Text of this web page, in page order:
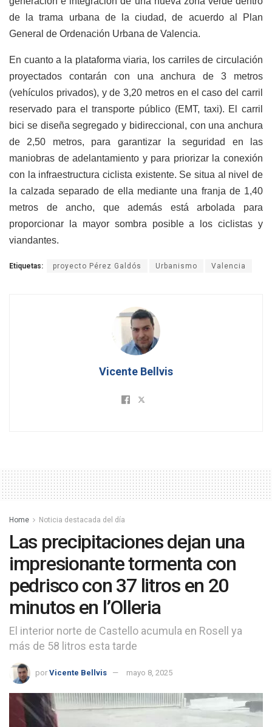
de la trama urbana de la ciudad, de acuerdo al Plan
General de Ordenación Urbana de Valencia.
En cuanto a la plataforma viaria, los carriles de circulación
proyectados contarán con una anchura de 3 metros
(vehículos privados), y de 3,20 metros en el caso del carril
reservado para el transporte público (EMT, taxi). El carril
bici se diseña segregado y bidireccional, con una anchura
de 2,50 metros, para garantizar la seguridad en las
maniobras de adelantamiento y para priorizar la conexión
con la infraestructura ciclista existente. Se situa al nivel de
la calzada separado de ella mediante una franja de 1,40
metros de ancho, que además está arbolada para
proporcionar la mayor sombra posible a los ciclistas y
viandantes.
Etiquetas: proyecto Pérez Galdós Urbanismo Valencia
Vicente Bellvis
Home Noticia destacada del día
Las precipitaciones dejan una
impresionante tormenta con
pedrisco con 37 litros en 20
minutos en l’Olleria
El interior norte de Castello acumula en Rosell ya
más de 58 litros esta tarde
por Vicente Bellvis mayo 8, 2025